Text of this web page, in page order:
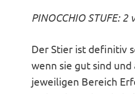
PINOCCHIO STUFE: 2
Der Stier ist definitiv
wenn sie gut sind
jeweiligen Bereich